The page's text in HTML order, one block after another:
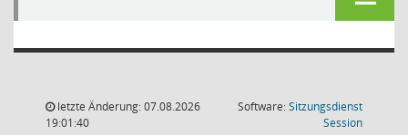
letzte Änderung: 07.08.2026
19:01:40
Software:Sitzungsdienst
Session(Wird in